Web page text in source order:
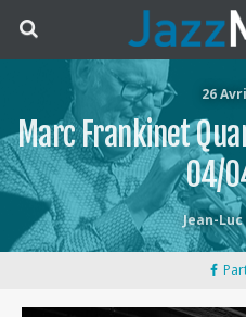
26
Marc Frankinet
04/
Jean-